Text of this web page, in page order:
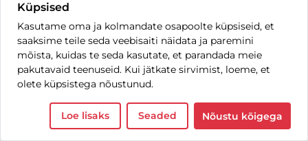
Küpsised
Kasutame oma ja kolmandate osapoolte küpsiseid, et
saaksime teile seda veebisaiti näidata ja paremini
mõista, kuidas te seda kasutate, et parandada meie
pakutavaid teenuseid. Kui jätkate sirvimist, loeme, et
olete küpsistega nõustunud.
Loe lisaks Seaded Nõustu kõigega